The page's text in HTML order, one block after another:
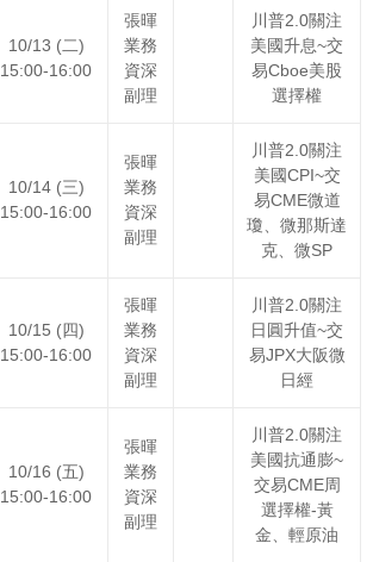
10/13 (二)
15:00-16:00
張暉
業務
資深
副理
川普2.0關注
美國升息~交
易Cboe美股
選擇權
10/14 (三)
15:00-16:00
張暉
業務
資深
副理
川普2.0關注
美國CPI~交
易CME微道
瓊、微那斯達
克、微SP
10/15 (四)
15:00-16:00
張暉
業務
資深
副理
川普2.0關注
日圓升值~交
易JPX大阪微
日經
10/16 (五)
15:00-16:00
張暉
業務
資深
副理
川普2.0關注
美國抗通膨~
交易CME周
選擇權-黃
金、輕原油